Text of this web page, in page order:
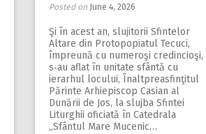
Posted on June 4, 2026
Şi în acest an, slujitorii Sfintelor
Altare din Protopopiatul Tecuci,
împreună cu numeroşi credincioşi,
s‑au aflat în unitate sfântă cu
ierarhul locului, Înaltpreasfinţitul
Părinte Arhiepiscop Casian al
Dunării de Jos, la slujba Sfintei
Liturghii oficiată în Catedrala
„Sfântul Mare Mucenic…